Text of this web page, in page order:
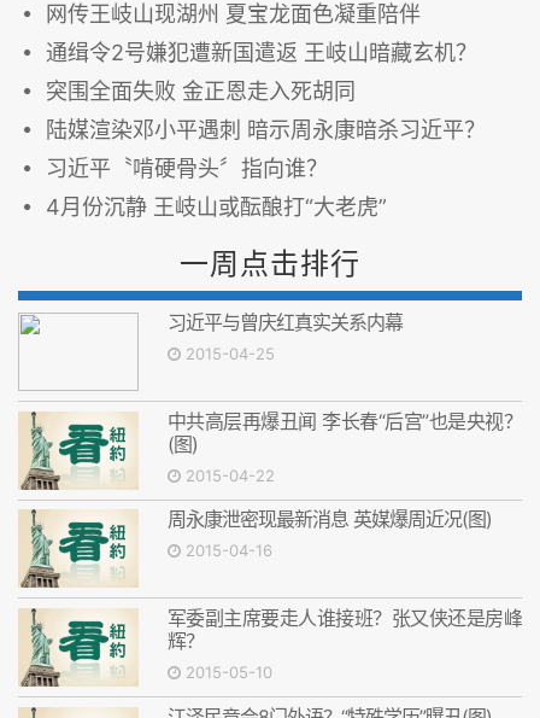
网传王岐山现湖州 夏宝龙面色凝重陪伴
通缉令2号嫌犯遭新国遣返 王岐山暗藏玄机？
突围全面失败 金正恩走入死胡同
陆媒渲染邓小平遇刺 暗示周永康暗杀习近平？
习近平〝啃硬骨头〞指向谁？
4月份沉静 王岐山或酝酿打“大老虎”
一周点击排行
习近平与曾庆红真实关系内幕
2015-04-25
中共高层再爆丑闻 李长春“后宫”也是央视？
(图)
2015-04-22
周永康泄密现最新消息 英媒爆周近况(图)
2015-04-16
军委副主席要走人谁接班？张又侠还是房峰
辉？
2015-05-10